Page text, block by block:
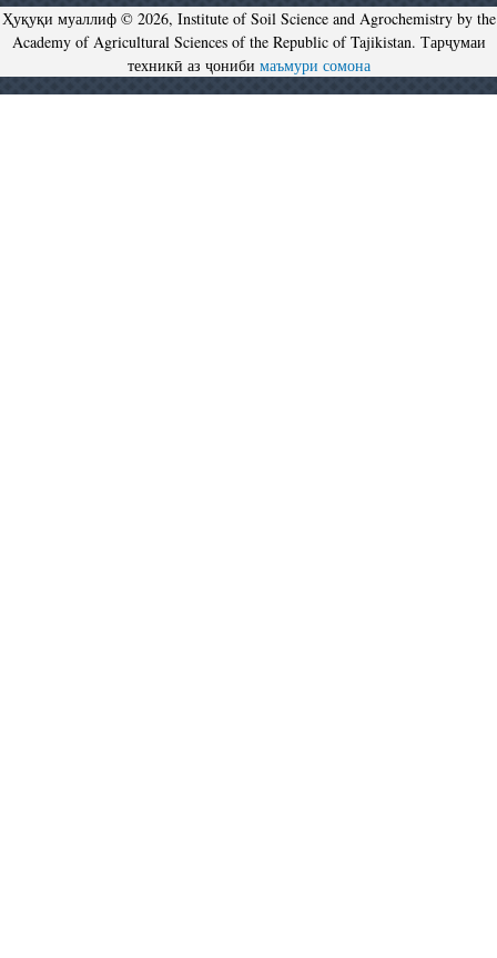
Ҳуқуқи муаллиф © 2026, Institute of Soil Science and Agrochemistry by the
Academy of Agricultural Sciences of the Republic of Tajikistan. Тарҷумаи
техникӣ аз ҷониби маъмури сомона